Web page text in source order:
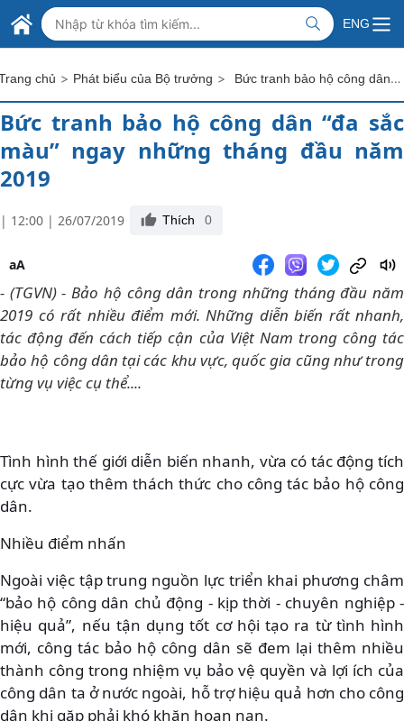
Skip to Main Content
BỘ NGOẠI GIAO VIỆT NAM
MINISTRY OF FOREIGN AFFAIRS
ENG
chủ > Phát biểu của Bộ trưởng > Bức tranh bảo hộ công dân “đa sắc màu” ngay những tháng đầu năm 2019
Bức tranh bảo hộ công dân “đa sắc
màu” ngay những tháng đầu năm
2019
| 12:00 | 26/07/2019 Thích 0
aA
- (TGVN) - Bảo hộ công dân trong những tháng đầu năm
2019 có rất nhiều điểm mới. Những diễn biến rất nhanh,
tác động đến cách tiếp cận của Việt Nam trong công tác
bảo hộ công dân tại các khu vực, quốc gia cũng như trong
từng vụ việc cụ thể....
Tình hình thế giới diễn biến nhanh, vừa có tác động tích
cực vừa tạo thêm thách thức cho công tác bảo hộ công
dân.
Nhiều điểm nhấn
Ngoài việc tập trung nguồn lực triển khai phương châm
“bảo hộ công dân chủ động - kịp thời - chuyên nghiệp -
hiệu quả”, nếu tận dụng tốt cơ hội tạo ra từ tình hình
mới, công tác bảo hộ công dân sẽ đem lại thêm nhiều
thành công trong nhiệm vụ bảo vệ quyền và lợi ích của
công dân ta ở nước ngoài, hỗ trợ hiệu quả hơn cho công
dân khi gặp phải khó khăn hoạn nạn.